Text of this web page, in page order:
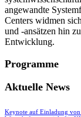
angewandte
Centers widmen
und -ansätzen hin
Entwicklung.
Programme
Aktuelle News
Keynote auf Einladung